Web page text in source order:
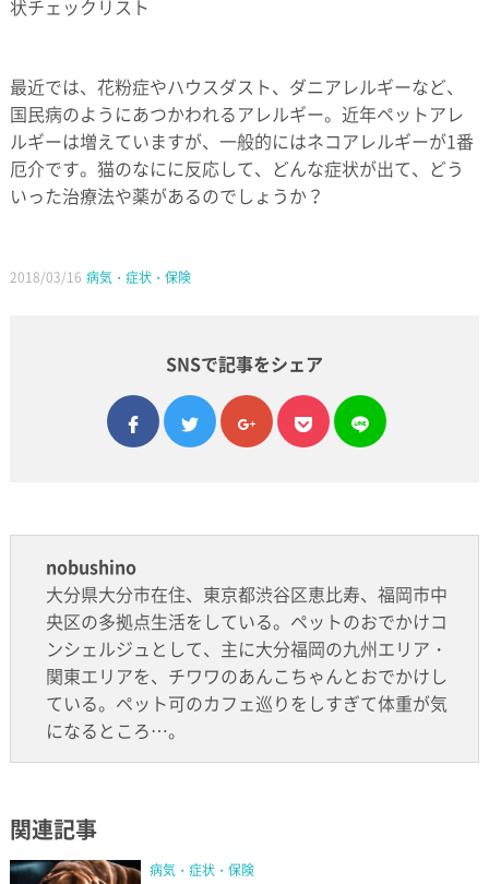
状チェックリスト
最近では、花粉症やハウスダスト、ダニアレルギーなど、
国民病のようにあつかわれるアレルギー。近年ペットアレ
ルギーは増えていますが、一般的にはネコアレルギーが1番
厄介です。猫のなにに反応して、どんな症状が出て、どう
いった治療法や薬があるのでしょうか？
2018/03/16 病気・症状・保険
SNSで記事をシェア
facebook
twittergoogle plus
pocket
line
nobushino
大分県大分市在住、東京都渋谷区恵比寿、福岡市中
央区の多拠点生活をしている。ペットのおでかけコ
ンシェルジュとして、主に大分福岡の九州エリア・
関東エリアを、チワワのあんこちゃんとおでかけし
ている。ペット可のカフェ巡りをしすぎて体重が気
になるところ…。
関連記事
病気・症状・保険